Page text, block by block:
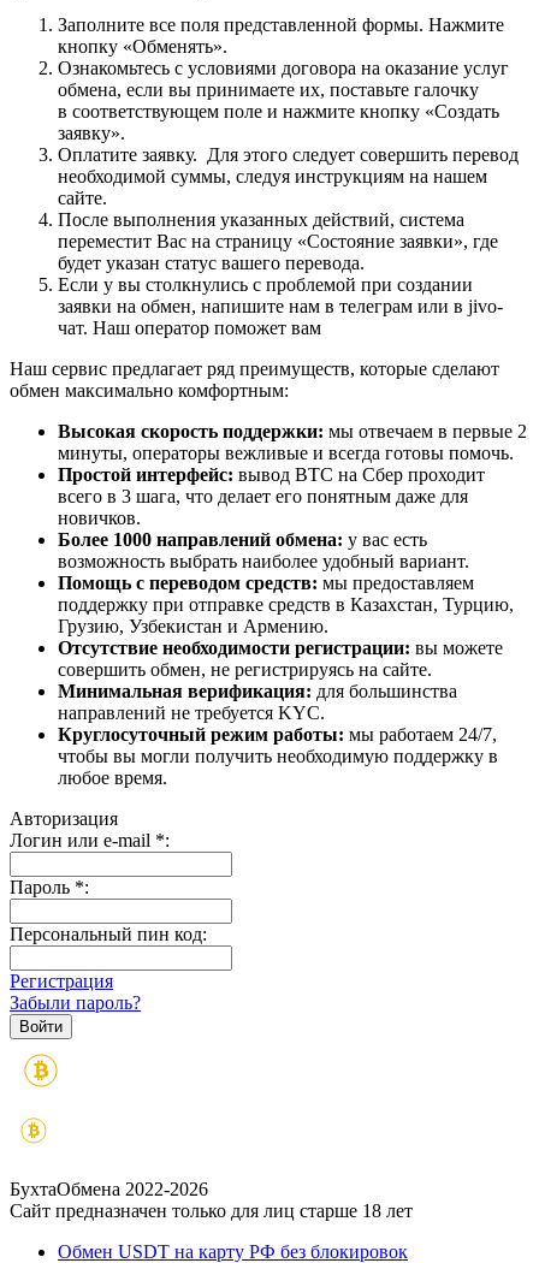
Заполните все поля представленной формы. Нажмите
кнопку «Обменять».
Ознакомьтесь с условиями договора на оказание услуг
обмена, если вы принимаете их, поставьте галочку
в соответствующем поле и нажмите кнопку «Создать
заявку».
Оплатите заявку. Для этого следует совершить перевод
необходимой суммы, следуя инструкциям на нашем
сайте.
После выполнения указанных действий, система
переместит Вас на страницу «Состояние заявки», где
будет указан статус вашего перевода.
Если у вы столкнулись с проблемой при создании
заявки на обмен, напишите нам в телеграм или в jivo-
чат. Наш оператор поможет вам
Наш сервис предлагает ряд преимуществ, которые сделают
обмен максимально комфортным:
Высокая скорость поддержки: мы отвечаем в первые 2
минуты, операторы вежливые и всегда готовы помочь.
Простой интерфейс: вывод BTC на Сбер проходит
всего в 3 шага, что делает его понятным даже для
новичков.
Более 1000 направлений обмена: у вас есть
возможность выбрать наиболее удобный вариант.
Помощь с переводом средств: мы предоставляем
поддержку при отправке средств в Казахстан, Турцию,
Грузию, Узбекистан и Армению.
Отсутствие необходимости регистрации: вы можете
совершить обмен, не регистрируясь на сайте.
Минимальная верификация: для большинства
направлений не требуется KYC.
Круглосуточный режим работы: мы работаем 24/7,
чтобы вы могли получить необходимую поддержку в
любое время.
Авторизация
Логин или e-mail *:
Пароль *:
Персональный пин код:
Регистрация
Забыли пароль?
БухтаОбмена 2022-2026
Сайт предназначен только для лиц старше 18 лет
Обмен USDT на карту РФ без блокировок